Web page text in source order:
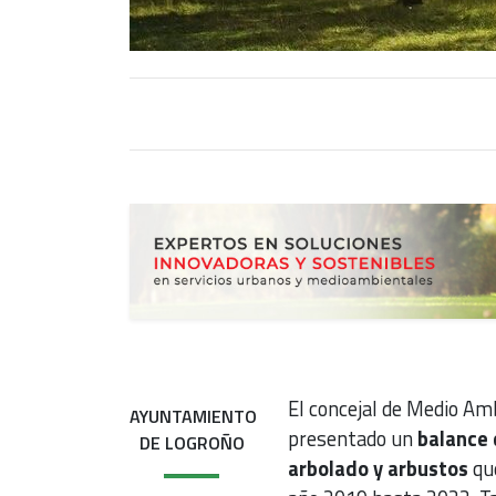
AYUNTAMIENTO
DE LOGROÑO
El concejal de Medio
presentado unbalance
arbolado y arbustos